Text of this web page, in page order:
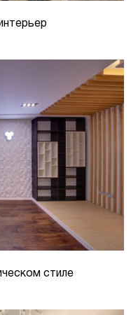
стиле